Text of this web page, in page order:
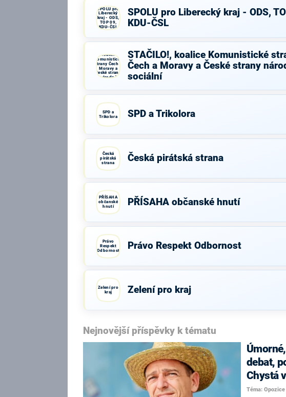
SPOLU pro
Liberecký
kraj - ODS,
TOP 09,
KDU-ČSL
SPOLU pro Liberecký kraj - ODS,
KDU-ČSL
koalice
Komunistické
strany Čech a
Moravy a
České strany
národně
STAČILO!, koalice Komunistické
Čech a Moravy a České strany
sociální
SPD a
Trikolora
SPD a Trikolora
Česká
pirátská
strana
Česká pirátská strana
PŘÍSAHA
občanské
hnutí
PŘÍSAHA občanské hnutí
Právo
Respekt
Odbornost
Právo Respekt Odbornost
Zelení pro
kraj
Zelení pro kraj
Nejnovější příspěvky k tématu
debat,
Chystá
Téma: Opozice